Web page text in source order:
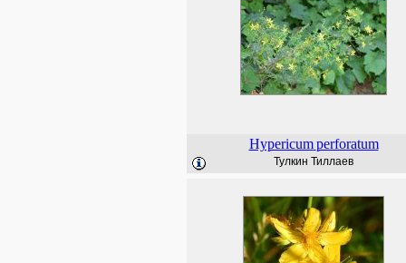
Hypericum perforatum
Тулкин Тиллаев